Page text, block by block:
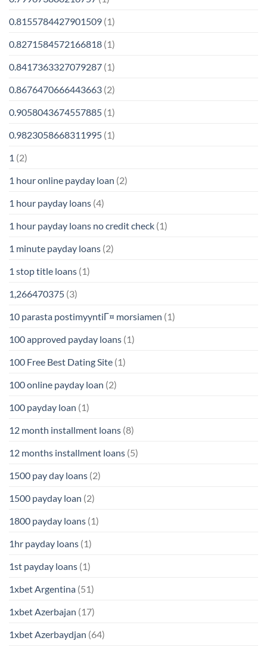
0.8155784427901509 (1)
0.8271584572166818 (1)
0.8417363327079287 (1)
0.8676470666443663 (2)
0.9058043674557885 (1)
0.9823058668311995 (1)
1 (2)
1 hour online payday loan (2)
1 hour payday loans (4)
1 hour payday loans no credit check (1)
1 minute payday loans (2)
1 stop title loans (1)
1,266470375 (3)
10 parasta postimyyntiГ¤ morsiamen (1)
100 approved payday loans (1)
100 Free Best Dating Site (1)
100 online payday loan (2)
100 payday loan (1)
12 month installment loans (8)
12 months installment loans (5)
1500 pay day loans (2)
1500 payday loan (2)
1800 payday loans (1)
1hr payday loans (1)
1st payday loans (1)
1xbet Argentina (51)
1xbet Azerbajan (17)
1xbet Azerbaydjan (64)